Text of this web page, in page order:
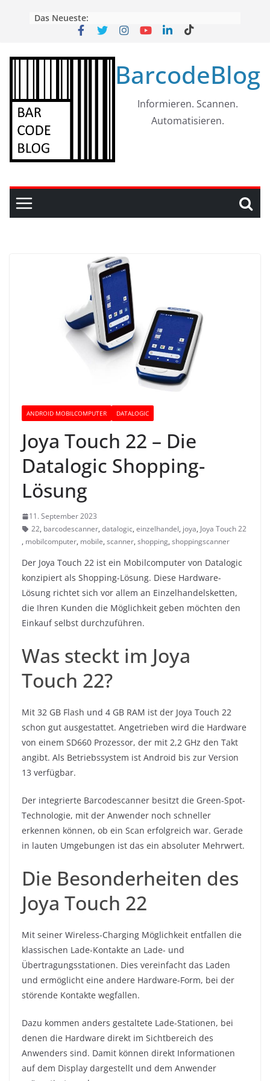
Das Neueste:
BarcodeBlog
Informieren. Scannen.
Automatisieren.
ANDROID MOBILCOMPUTER DATALOGIC
Joya Touch 22 – Die
Datalogic Shopping-
Lösung
11. September 2023
22, barcodescanner, datalogic, einzelhandel, joya, Joya Touch 22
, mobilcomputer, mobile, scanner, shopping, shoppingscanner
Der Joya Touch 22 ist ein Mobilcomputer von Datalogic
konzipiert als Shopping-Lösung. Diese Hardware-
Lösung richtet sich vor allem an Einzelhandelsketten,
die Ihren Kunden die Möglichkeit geben möchten den
Einkauf selbst durchzuführen.
Was steckt im Joya
Touch 22?
Mit 32 GB Flash und 4 GB RAM ist der Joya Touch 22
schon gut ausgestattet. Angetrieben wird die Hardware
von einem SD660 Prozessor, der mit 2,2 GHz den Takt
angibt. Als Betriebssystem ist Android bis zur Version
13 verfügbar.
Der integrierte Barcodescanner besitzt die Green-Spot-
Technologie, mit der Anwender noch schneller
erkennen können, ob ein Scan erfolgreich war. Gerade
in lauten Umgebungen ist das ein absoluter Mehrwert.
Die Besonderheiten des
Joya Touch 22
Mit seiner Wireless-Charging Möglichkeit entfallen die
klassischen Lade-Kontakte an Lade- und
Übertragungsstationen. Dies vereinfacht das Laden
und ermöglicht eine andere Hardware-Form, bei der
störende Kontakte wegfallen.
Dazu kommen anders gestaltete Lade-Stationen, bei
denen die Hardware direkt im Sichtbereich des
Anwenders sind. Damit können direkt Informationen
auf dem Display dargestellt und dem Anwender